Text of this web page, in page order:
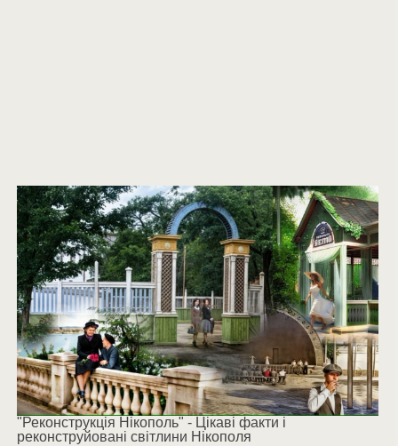
"Реконструкція Нікополь" - Цікаві факти і
реконструйовані світлини Нікополя